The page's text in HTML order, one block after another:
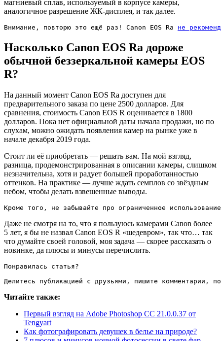
магниевый сплав, используемый в корпусе камеры,
аналогичное разрешение ЖК-дисплея, и так далее.
Внимание, повторю это ещё раз! Canon EOS Ra не
Насколько Canon EOS Ra дороже
обычной беззеркальной камеры EOS
R?
На данный момент Canon EOS Ra доступен для
предварительного заказа по цене 2500 долларов. Для
сравнения, стоимость Canon EOS R оценивается в 1800
долларов. Пока нет официальной даты начала продажи, но по
слухам, можно ожидать появления камер на рынке уже в
начале декабря 2019 года.
Стоит ли её приобретать — решать вам. На мой взгляд,
разница, продемонстрированная в описании камеры, слишком
незначительна, хотя и радует большей проработанностью
оттенков. На практике — лучше ждать семплов со звёздным
небом, чтобы делать взвешенные выводы.
Кроме того, не забывайте про ограниченное
Даже не смотря на то, что я пользуюсь камерами Canon более
5 лет, я бы не назвал Canon EOS R «шедевром», так что… так
что думайте своей головой, моя задача — скорее рассказать о
новинке, да плюсы и минусы перечислить.
Понравилась статья?
Делитесь публикацией с друзьями, пишите комментарии,
Читайте также:
Первый взгляд на Adobe Photoshop CC 21.0.0.37 от
Tengyart
Как фотографировать девушек в белье на природе?